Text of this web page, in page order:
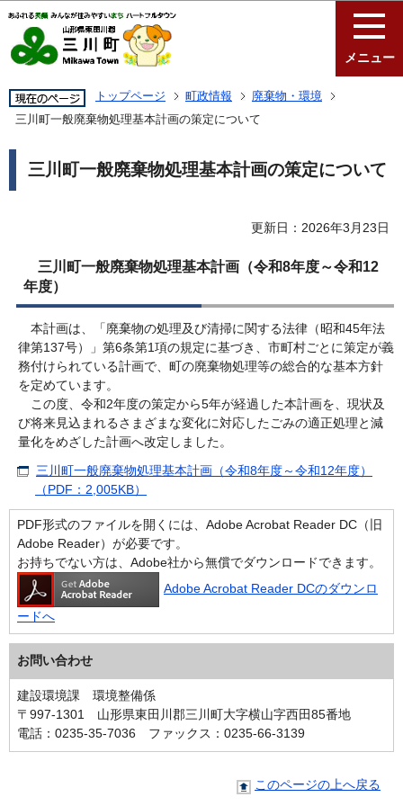
メニュー
トップページ 町政情報
廃棄物・環境
三川町一般廃棄物処理基本計画の策定について
三川町一般廃棄物処理基本計画の策定について
更新日：2026年3月23日
三川町一般廃棄物処理基本計画（令和8年度～令和12
年度）
本計画は、「廃棄物の処理及び清掃に関する法律（昭和45年法
律第137号）」第6条第1項の規定に基づき、市町村ごとに策定が義
務付けられている計画で、町の廃棄物処理等の総合的な基本方針
を定めています。
この度、令和2年度の策定から5年が経過した本計画を、現状及
び将来見込まれるさまざまな変化に対応したごみの適正処理と減
量化をめざした計画へ改定しました。
三川町一般廃棄物処理基本計画（令和8年度～令和12年度）
（PDF：2,005KB）
PDF形式のファイルを開くには、Adobe Acrobat Reader DC（旧
Adobe Reader）が必要です。
お持ちでない方は、Adobe社から無償でダウンロードできます。
Adobe Acrobat Reader DCのダウンロ
ードへ
お問い合わせ
建設環境課 環境整備係
〒997-1301 山形県東田川郡三川町大字横山字西田85番地
電話：0235-35-7036 ファックス：0235-66-3139
このページの上へ戻る